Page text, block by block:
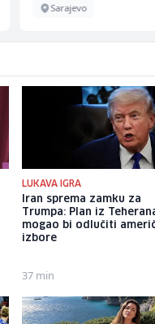
Sarajevo
LUKAVA IGRA
Iran sprema zamku za
Trumpa: Plan iz
mogao bi odlučiti
izbore
37 min